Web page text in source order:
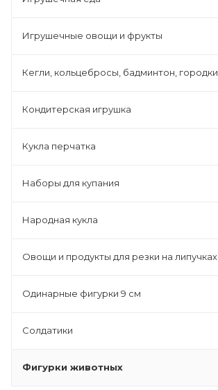
Игрушечные овощи и фрукты
Кегли, кольцебросы, бадминтон, городки
Кондитерская игрушка
Кукла перчатка
Наборы для купания
Народная кукла
Овощи и продукты для резки на липучках
Одинарные фигурки 9 см
Солдатики
Фигурки животных